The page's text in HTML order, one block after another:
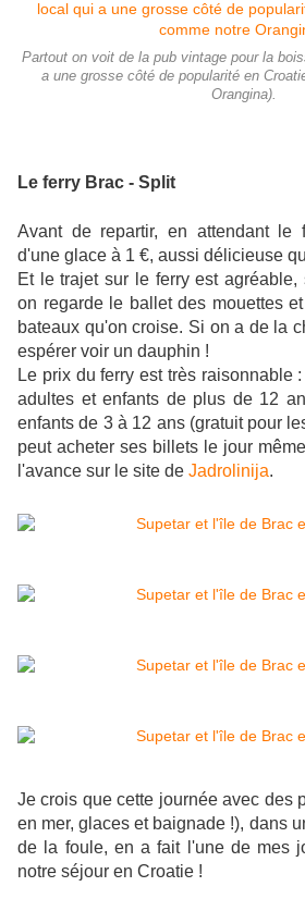
Partout on voit de la pub vintage pour la
a une grosse côté de popularité en
Orangina).
Le ferry Brac - Split
Avant de repartir, en attendant le
d'une glace à 1 €, aussi délicieuse
Et le trajet sur le ferry est agréable,
on regarde le ballet des mouettes
bateaux qu'on croise. Si on a de la
espérer voir un dauphin !
Le prix du ferry est très raisonnable
adultes et enfants de plus de 12
enfants de 3 à 12 ans (gratuit pour
peut acheter ses billets le jour
l'avance sur le site de Jadrolinija.
Je crois que cette journée avec des
en mer, glaces et baignade !), dans
de la foule, en a fait l'une de mes
notre séjour en Croatie !